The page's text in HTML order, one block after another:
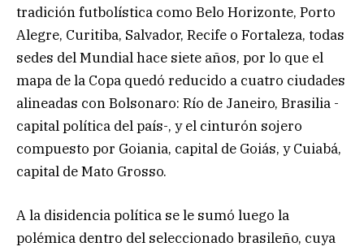
tradición futbolística como Belo Horizonte, Porto
Alegre, Curitiba, Salvador, Recife o Fortaleza, todas
sedes del Mundial hace siete años, por lo que el
mapa de la Copa quedó reducido a cuatro ciudades
alineadas con Bolsonaro: Río de Janeiro, Brasilia -
capital política del país-, y el cinturón sojero
compuesto por Goiania, capital de Goiás, y Cuiabá,
capital de Mato Grosso.
A la disidencia política se le sumó luego la
polémica dentro del seleccionado brasileño, cuya